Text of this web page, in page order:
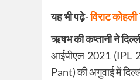
यह भी पढ़े-विराट
ऋषभ की कप्तानी ने
आईपीएल 2021 (IPL
Pant) की अगुवाई में